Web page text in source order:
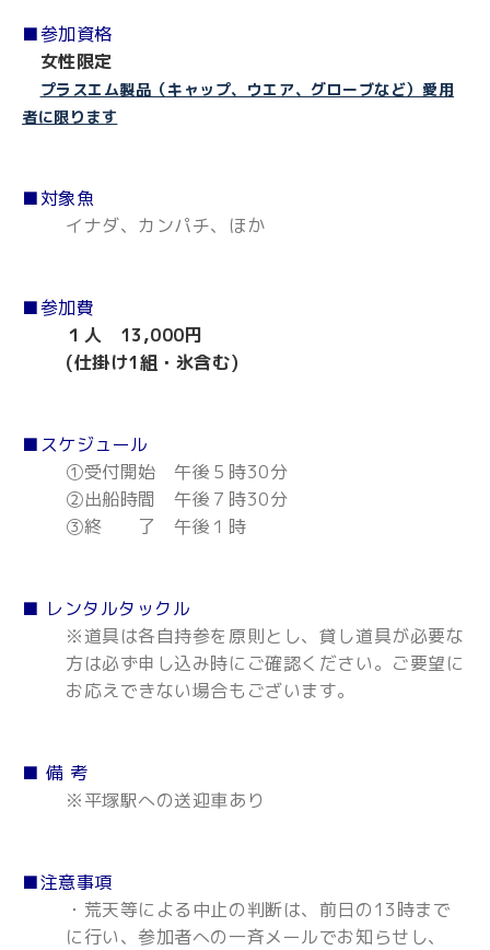
■参加資格
女性限定
プラスエム製品（キャップ、ウエア、グローブなど）愛用
者に限ります
■対象魚
イナダ、カンパチ、ほか
■参加費
１人 13,000円
(仕掛け1組・氷含む)
■スケジュール
①受付開始 午後５時30分
②出船時間 午後７時30分
③終 了 午後１時
■ レンタルタックル
※道具は各自持参を原則とし、貸し道具が必要な
方は必ず申し込み時にご確認ください。ご要望に
お応えできない場合もございます。
■ 備 考
※平塚駅への送迎車あり
■注意事項
・荒天等による中止の判断は、前日の13時まで
に行い、参加者への一斉メールでお知らせし、